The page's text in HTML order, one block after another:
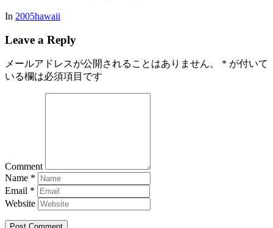
In 2005hawaii
Leave a Reply
メールアドレスが公開されることはありません。 * が付いて
いる欄は必須項目です
Comment
Name *
Email *
Website